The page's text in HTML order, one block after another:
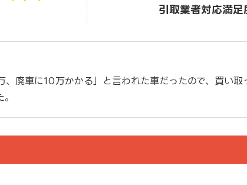
引取業者対応満足
、廃車に10万かかる」と言われた車だったので、買い取